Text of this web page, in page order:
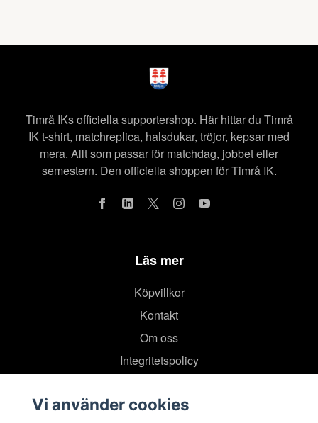
Timrå IKs officiella supportershop. Här hittar du Timrå
IK t-shirt, matchreplica, halsdukar, tröjor, kepsar med
mera. Allt som passar för matchdag, jobbet eller
semestern. Den officiella shoppen för Timrå IK.
Läs mer
Köpvillkor
Kontakt
Om oss
Integritetspolicy
Vi använder cookies